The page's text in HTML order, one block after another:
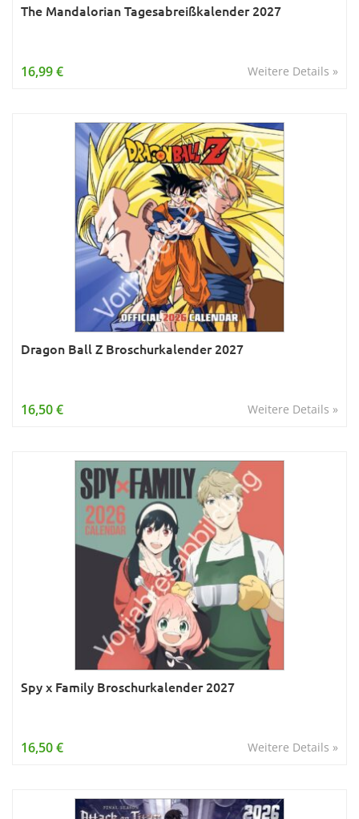
The Mandalorian Tagesabreißkalender 2027
Weitere Details »
16,99 €
Dragon Ball Z Broschurkalender 2027
Weitere Details »
16,50 €
Spy x Family Broschurkalender 2027
Weitere Details »
16,50 €